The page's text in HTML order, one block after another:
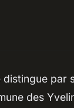
distingue par
des